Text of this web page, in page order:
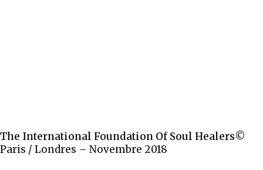
The International Foundation Of Soul Healers©
Paris / Londres – Novembre 2018